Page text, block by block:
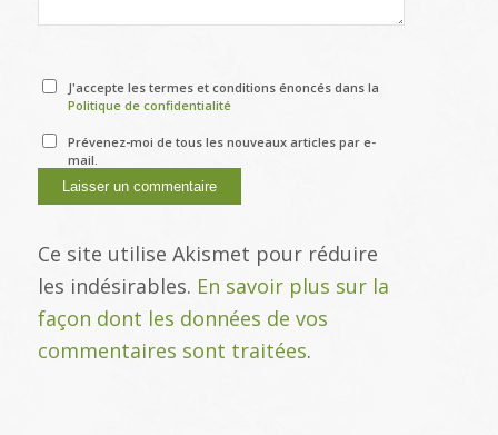
J'accepte les termes et conditions énoncés dans la
Politique de confidentialité
Prévenez-moi de tous les nouveaux articles par e-
mail.
Ce site utilise Akismet pour réduire
les indésirables. En savoir plus sur la
façon dont les données de vos
commentaires sont traitées.